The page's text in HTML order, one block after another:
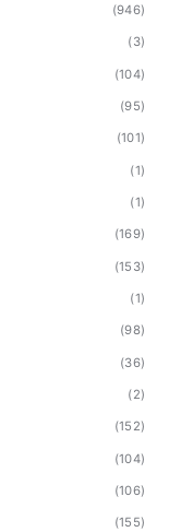
(946)
(3)
(104)
(95)
(101)
(1)
(1)
(169)
(153)
(1)
(98)
(36)
(2)
(152)
(104)
(106)
(155)